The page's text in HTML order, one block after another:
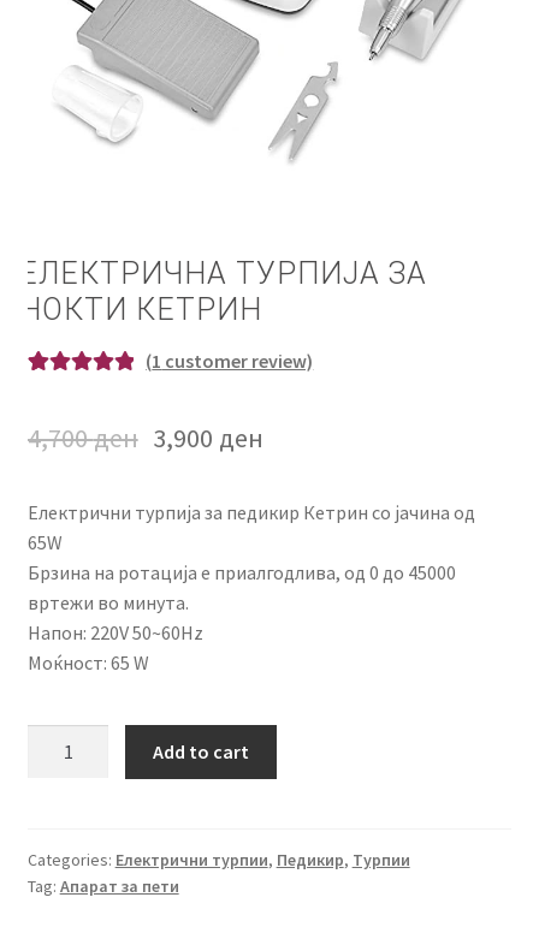
КОШНИЧКА
НАШИ БРЕНДОВИ ЗА КОЗМЕТИКА И ФРИЗЕРАЈ
ПЛАЌАЊЕ
ЗА НАС
КОНТАКТ
ЕЛЕКТРИЧНА ТУРПИЈА ЗА
НОКТИ КЕТРИН
based on
rating
(1 customer review)
4,700ден 3,900 ден
Електрични турпија за педикир Кетрин со јачина од
65W
Брзина на ротација е приалгодлива, од 0 до 45000
вртежи во минута.
Напон: 220V 50~60Hz
Моќност: 65 W
Кетрин
quantity
Add to cart
Categories: Електрични турпии, Педикир, Турпии
Tag: Апарат за пети